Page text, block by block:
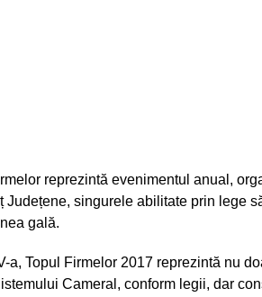
reprezintă evenimentul anual,
Județene, singurele abilitate prin lege
gală.
a, Topul Firmelor 2017 reprezintă nu
Cameral, conform legii, dar